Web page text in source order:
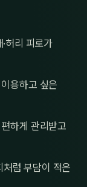
허리 피로가
용하고 싶은
하게 관리받고
럼 부담이 적은